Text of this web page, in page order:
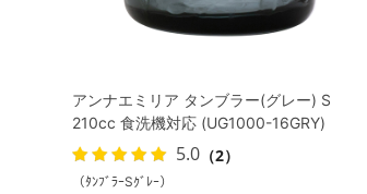
アンナエミリア タンブラー(グレー) S
210cc 食洗機対応 (UG1000-16GRY)
5.0 （2）
（ﾀﾝﾌﾞﾗｰSｸﾞﾚｰ）